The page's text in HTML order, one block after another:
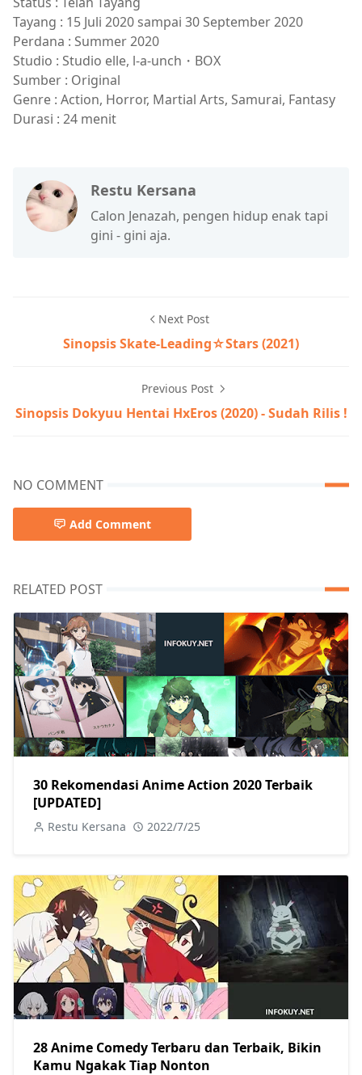
Tayang : 15 Juli 2020 sampai 30 September 2020
Perdana : Summer 2020
Studio : Studio elle, l-a-unch・BOX
Sumber : Original
Genre : Action, Horror, Martial Arts, Samurai, Fantasy
Durasi : 24 menit
Restu Kersana
Calon Jenazah, pengen hidup enak tapi
gini - gini aja.
Next Post
Sinopsis Skate-Leading☆Stars (2021)
Previous Post
Sinopsis Dokyuu Hentai HxEros (2020) - Sudah Rilis !
NO COMMENT
Add Comment
RELATED POST
30 Rekomendasi Anime Action 2020 Terbaik
[UPDATED]
Restu Kersana 2022/7/25
28 Anime Comedy Terbaru dan Terbaik, Bikin
Kamu Ngakak Tiap Nonton